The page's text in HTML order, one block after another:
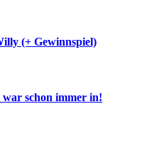
(+ Gewinnspiel)
schon immer in!